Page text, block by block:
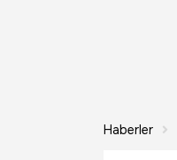
Haberler